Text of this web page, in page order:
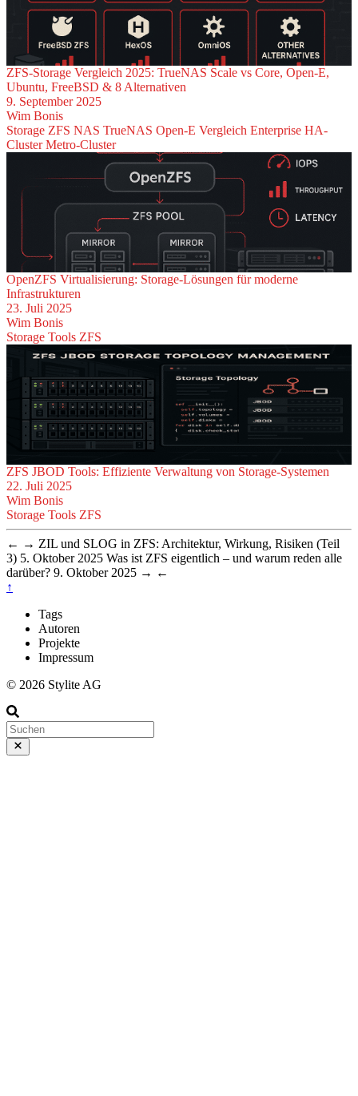
ZFS-Storage Vergleich 2025: TrueNAS Scale vs Core, Open-E,
Ubuntu, FreeBSD & 8 Alternativen
9. September 2025
Wim Bonis
Storage ZFS NAS TrueNAS Open-E Vergleich Enterprise HA-
ClusterMetro-Cluster
OpenZFS Virtualisierung: Storage-Lösungen für moderne
Infrastrukturen
23. Juli 2025
Wim Bonis
Storage Tools ZFS
ZFS JBOD Tools: Effiziente Verwaltung von Storage-Systemen
22. Juli 2025
Wim Bonis
Storage Tools ZFS
← → ZIL und SLOG in ZFS: Architektur, Wirkung, Risiken (Teil
3) 5. Oktober 2025 Was ist ZFS eigentlich – und warum reden alle
darüber? 9. Oktober 2025 → ←
↑
Tags
Autoren
Projekte
Impressum
© 2026 Stylite AG